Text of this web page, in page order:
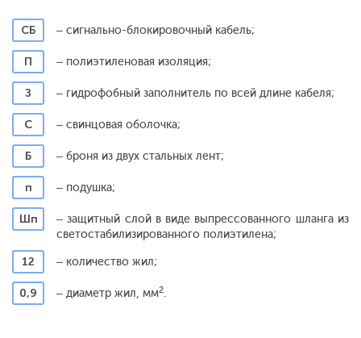
СБ – сигнально-блокировочный кабель;
П – полиэтиленовая изоляция;
З – гидрофобный заполнитель по всей длине кабеля;
С – свинцовая оболочка;
Б – броня из двух стальных лент;
п – подушка;
Шп
– защитный слой в виде выпрессованного шланга из
светостабилизированного полиэтилена;
12
– количество жил;
0,9 – диаметр жил, мм2.